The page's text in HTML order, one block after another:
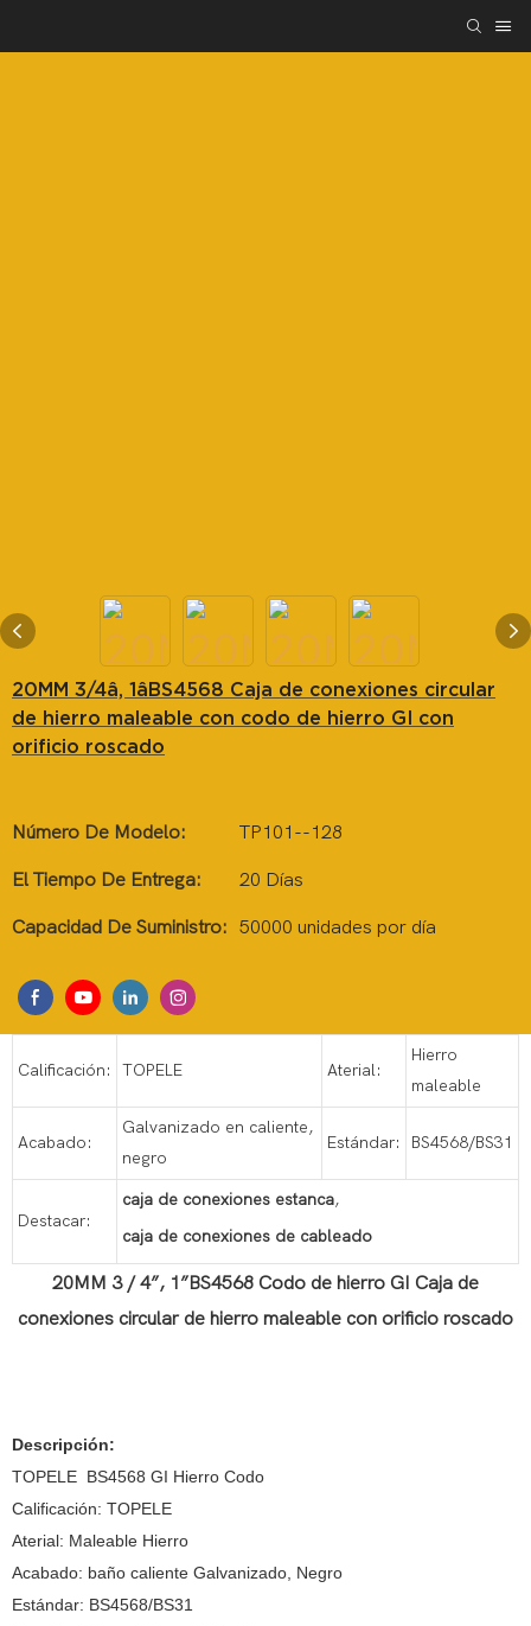
20MM 3/4â, 1âBS4568 Caja de conexiones circular
de hierro maleable con codo de hierro GI con
orificio roscado
Número De Modelo: TP101--128
El Tiempo De Entrega: 20 Días
Capacidad De Suministro: 50000 unidades por día
Calificación: TOPELE Aterial:
Hierro
maleable
Acabado:
Galvanizado en caliente,
negro
Estándar: BS4568/BS31
Destacar:
caja de conexiones estanca,
caja de conexiones de cableado
20MM 3 / 4”, 1”BS4568 Codo de hierro GI Caja de
conexiones circular de hierro maleable con orificio roscado
Descripción:
TOPELE BS4568 GI Hierro Codo
Calificación: TOPELE
Aterial: Maleable Hierro
Acabado: baño caliente Galvanizado, Negro
Estándar: BS4568/BS31